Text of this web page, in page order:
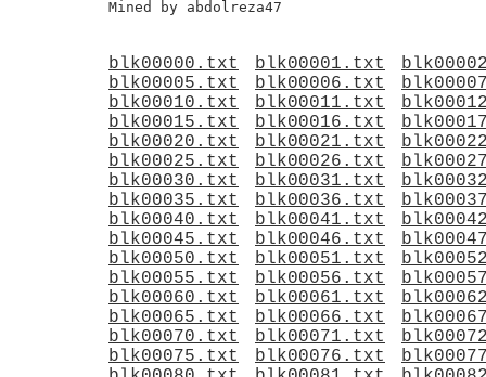
blk00000.txt blk00001.txt
blk00005.txt
blk00006.txt
blk00010.txt
blk00011.txt
blk00015.txt
blk00016.txt
blk00020.txt
blk00021.txt
blk00025.txt
blk00026.txt
blk00030.txt
blk00031.txt
blk00035.txt
blk00036.txt
blk00040.txt
blk00041.txt
blk00045.txt
blk00046.txt
blk00050.txt
blk00051.txt
blk00055.txt
blk00056.txt
blk00060.txt
blk00061.txt
blk00065.txt
blk00066.txt
blk00070.txt
blk00071.txt
blk00075.txt
blk00076.txt